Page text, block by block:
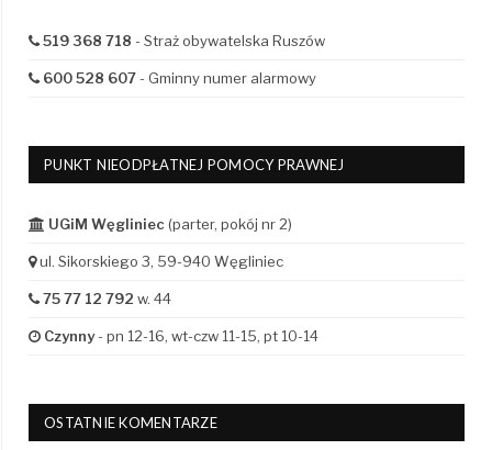
519 368 718 - Straż obywatelska Ruszów
600 528 607- Gminny numer alarmowy
PUNKT NIEODPŁATNEJ POMOCY PRAWNEJ
UGiM Węgliniec (parter, pokój nr 2)
ul. Sikorskiego 3, 59-940 Węgliniec
75 77 12 792 w. 44
Czynny- pn 12-16, wt-czw 11-15, pt 10-14
OSTATNIE KOMENTARZE